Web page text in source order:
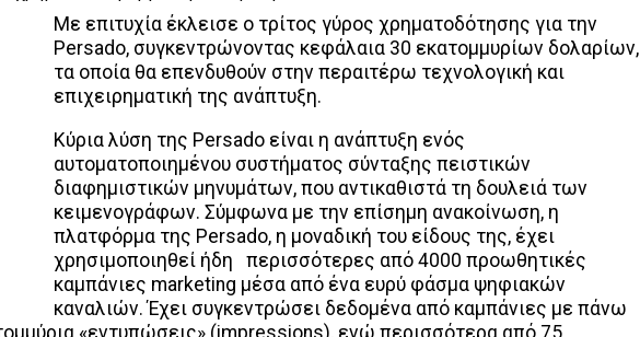
Με επιτυχία έκλεισε ο τρίτος γύρος χρηματοδότησης για την
Persado, συγκεντρώνοντας κεφάλαια 30 εκατομμυρίων δολαρίων,
τα οποία θα επενδυθούν στην περαιτέρω τεχνολογική και
επιχειρηματική της ανάπτυξη.
Κύρια λύση της Persado είναι η ανάπτυξη ενός
αυτοματοποιημένου συστήματος σύνταξης πειστικών
διαφημιστικών μηνυμάτων, που αντικαθιστά τη δουλειά των
κειμενογράφων. Σύμφωνα με την επίσημη ανακοίνωση, η
πλατφόρμα της Persado, η μοναδική του είδους της, έχει
χρησιμοποιηθεί ήδη περισσότερες από 4000 προωθητικές
καμπάνιες marketing μέσα από ένα ευρύ φάσμα ψηφιακών
καναλιών. Έχει συγκεντρώσει δεδομένα από καμπάνιες με πάνω
«εντυπώσεις» (impressions), ενώ περισσότερα από 75